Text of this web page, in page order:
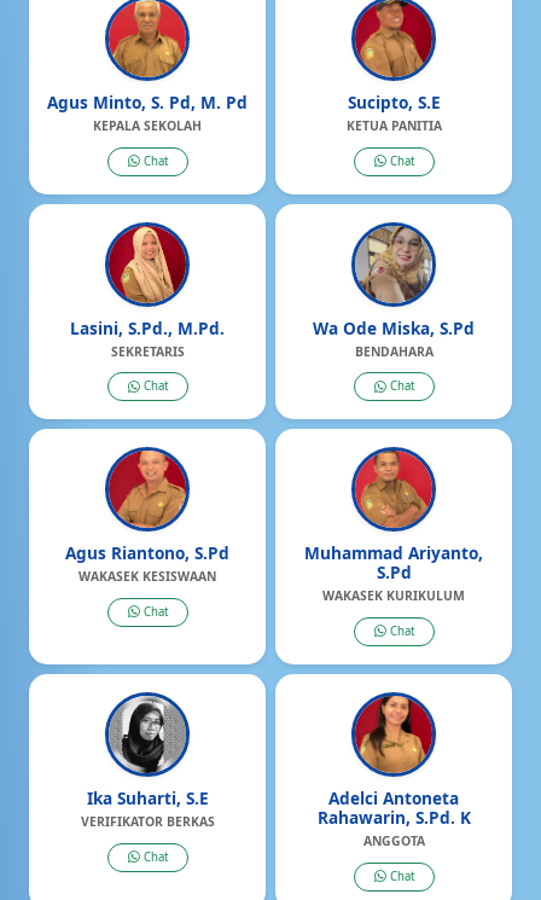
Agus Minto, S. Pd, M. Pd
KEPALA SEKOLAH
Chat
Sucipto, S.E
KETUA PANITIA
Chat
Lasini, S.Pd., M.Pd.
SEKRETARIS
Chat
Wa Ode Miska, S.Pd
BENDAHARA
Chat
Agus Riantono, S.Pd
WAKASEK KESISWAAN
Chat
Muhammad Ariyanto,
S.Pd
WAKASEK KURIKULUM
Chat
Ika Suharti, S.E
VERIFIKATOR BERKAS
Chat
Adelci Antoneta
Rahawarin, S.Pd. K
ANGGOTA
Chat